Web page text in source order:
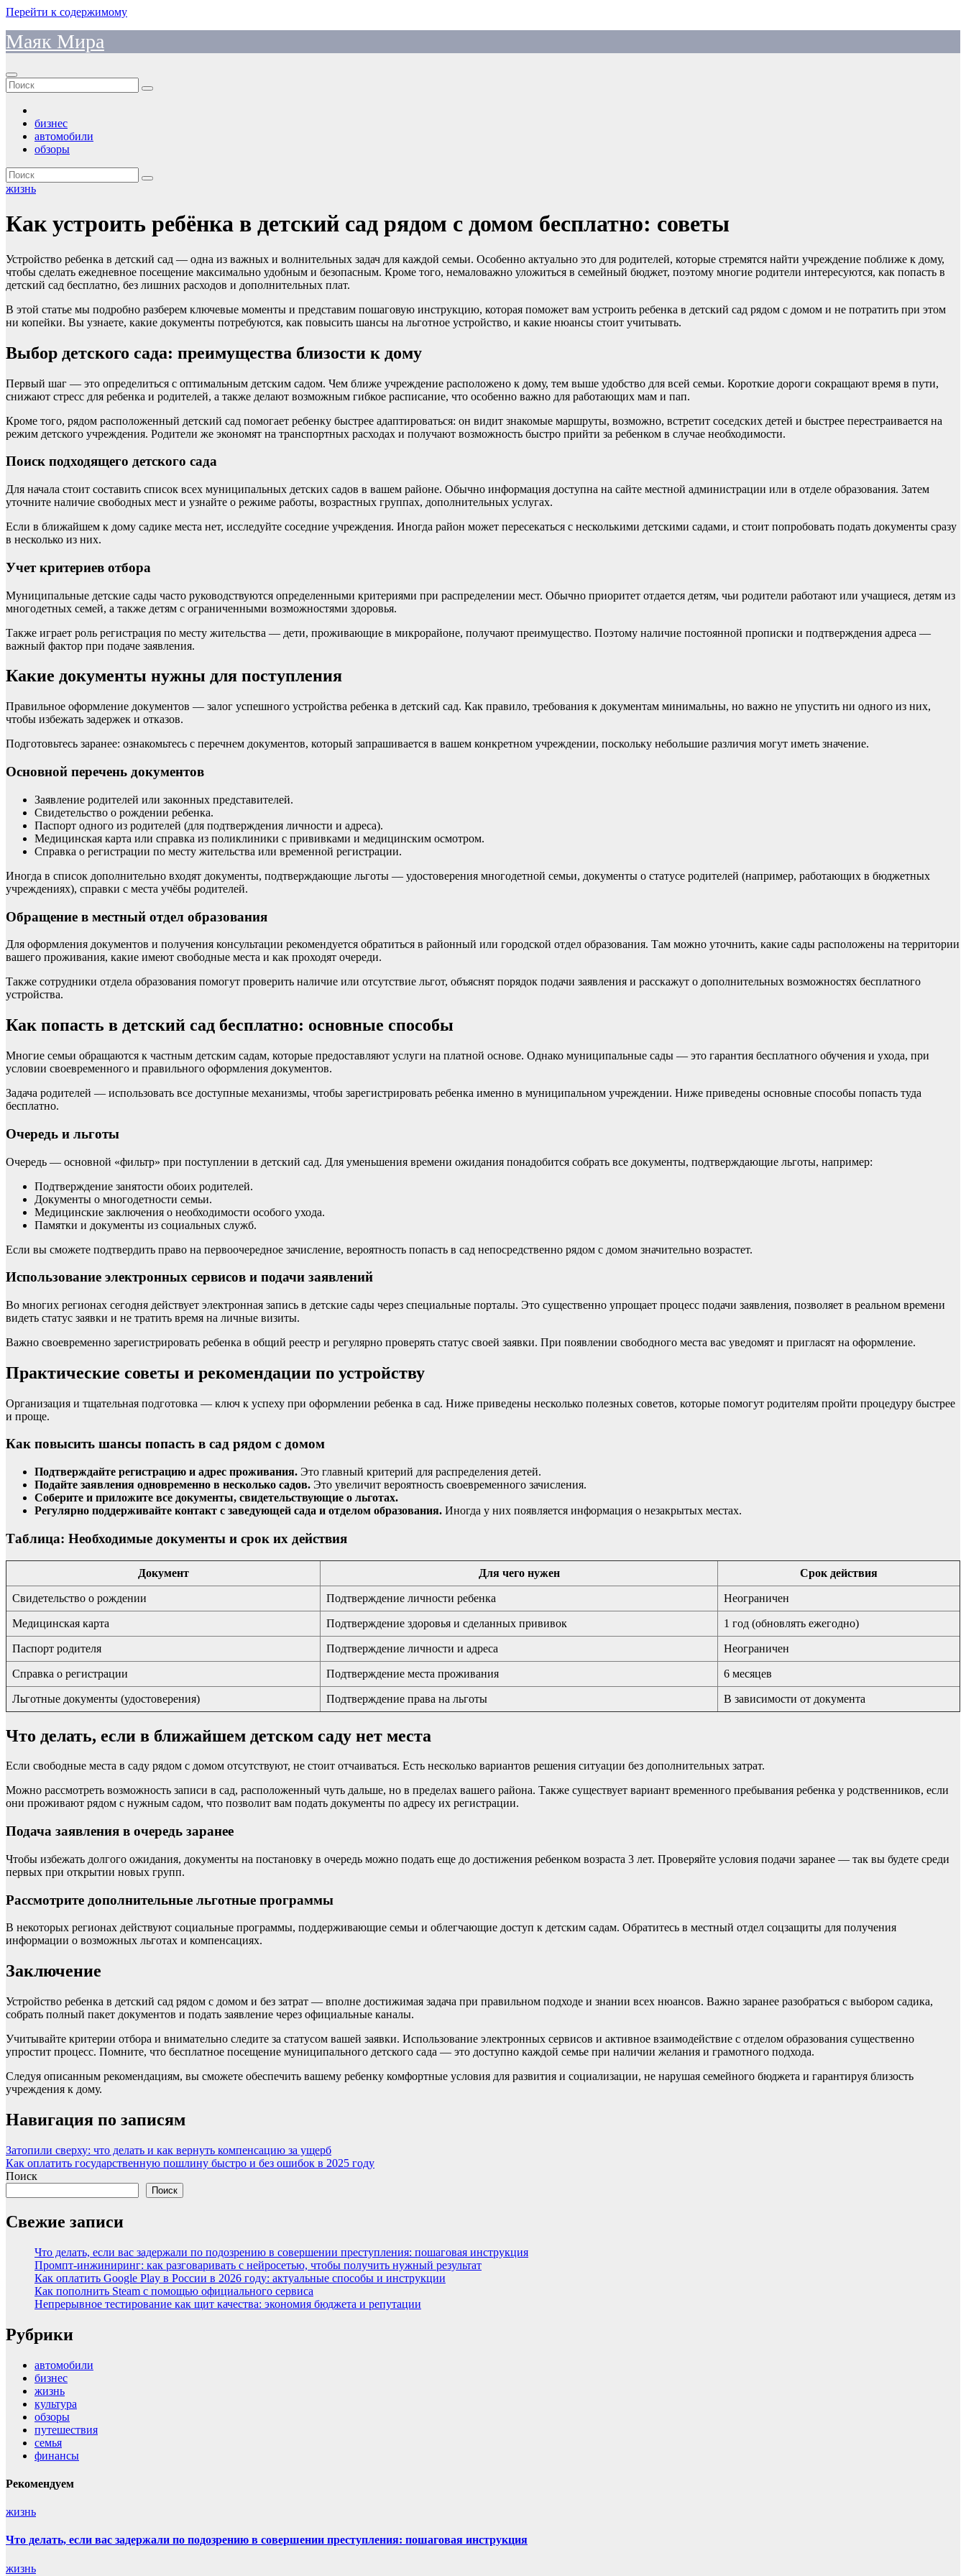
Перейти к содержимому
Маяк Мира
бизнес
автомобили
обзоры
жизнь
Как устроить ребёнка в детский сад рядом с домом бесплатно: советы
Устройство ребенка в детский сад — одна из важных и волнительных задач для каждой семьи. Особенно актуально это для родителей, которые стремятся найти учреждение поближе к дому,
чтобы сделать ежедневное посещение максимально удобным и безопасным. Кроме того, немаловажно уложиться в семейный бюджет, поэтому многие родители интересуются, как попасть в
детский сад бесплатно, без лишних расходов и дополнительных плат.
В этой статье мы подробно разберем ключевые моменты и представим пошаговую инструкцию, которая поможет вам устроить ребенка в детский сад рядом с домом и не потратить при этом
ни копейки. Вы узнаете, какие документы потребуются, как повысить шансы на льготное устройство, и какие нюансы стоит учитывать.
Выбор детского сада: преимущества близости к дому
Первый шаг — это определиться с оптимальным детским садом. Чем ближе учреждение расположено к дому, тем выше удобство для всей семьи. Короткие дороги сокращают время в пути,
снижают стресс для ребенка и родителей, а также делают возможным гибкое расписание, что особенно важно для работающих мам и пап.
Кроме того, рядом расположенный детский сад помогает ребенку быстрее адаптироваться: он видит знакомые маршруты, возможно, встретит соседских детей и быстрее перестраивается на
режим детского учреждения. Родители же экономят на транспортных расходах и получают возможность быстро прийти за ребенком в случае необходимости.
Поиск подходящего детского сада
Для начала стоит составить список всех муниципальных детских садов в вашем районе. Обычно информация доступна на сайте местной администрации или в отделе образования. Затем
уточните наличие свободных мест и узнайте о режиме работы, возрастных группах, дополнительных услугах.
Если в ближайшем к дому садике места нет, исследуйте соседние учреждения. Иногда район может пересекаться с несколькими детскими садами, и стоит попробовать подать документы сразу
в несколько из них.
Учет критериев отбора
Муниципальные детские сады часто руководствуются определенными критериями при распределении мест. Обычно приоритет отдается детям, чьи родители работают или учащиеся, детям из
многодетных семей, а также детям с ограниченными возможностями здоровья.
Также играет роль регистрация по месту жительства — дети, проживающие в микрорайоне, получают преимущество. Поэтому наличие постоянной прописки и подтверждения адреса —
важный фактор при подаче заявления.
Какие документы нужны для поступления
Правильное оформление документов — залог успешного устройства ребенка в детский сад. Как правило, требования к документам минимальны, но важно не упустить ни одного из них,
чтобы избежать задержек и отказов.
Подготовьтесь заранее: ознакомьтесь с перечнем документов, который запрашивается в вашем конкретном учреждении, поскольку небольшие различия могут иметь значение.
Основной перечень документов
Заявление родителей или законных представителей.
Свидетельство о рождении ребенка.
Паспорт одного из родителей (для подтверждения личности и адреса).
Медицинская карта или справка из поликлиники с прививками и медицинским осмотром.
Справка о регистрации по месту жительства или временной регистрации.
Иногда в список дополнительно входят документы, подтверждающие льготы — удостоверения многодетной семьи, документы о статусе родителей (например, работающих в бюджетных
учреждениях), справки с места учёбы родителей.
Обращение в местный отдел образования
Для оформления документов и получения консультации рекомендуется обратиться в районный или городской отдел образования. Там можно уточнить, какие сады расположены на территории
вашего проживания, какие имеют свободные места и как проходят очереди.
Также сотрудники отдела образования помогут проверить наличие или отсутствие льгот, объяснят порядок подачи заявления и расскажут о дополнительных возможностях бесплатного
устройства.
Как попасть в детский сад бесплатно: основные способы
Многие семьи обращаются к частным детским садам, которые предоставляют услуги на платной основе. Однако муниципальные сады — это гарантия бесплатного обучения и ухода, при
условии своевременного и правильного оформления документов.
Задача родителей — использовать все доступные механизмы, чтобы зарегистрировать ребенка именно в муниципальном учреждении. Ниже приведены основные способы попасть туда
бесплатно.
Очередь и льготы
Очередь — основной «фильтр» при поступлении в детский сад. Для уменьшения времени ожидания понадобится собрать все документы, подтверждающие льготы, например:
Подтверждение занятости обоих родителей.
Документы о многодетности семьи.
Медицинские заключения о необходимости особого ухода.
Памятки и документы из социальных служб.
Если вы сможете подтвердить право на первоочередное зачисление, вероятность попасть в сад непосредственно рядом с домом значительно возрастет.
Использование электронных сервисов и подачи заявлений
Во многих регионах сегодня действует электронная запись в детские сады через специальные порталы. Это существенно упрощает процесс подачи заявления, позволяет в реальном времени
видеть статус заявки и не тратить время на личные визиты.
Важно своевременно зарегистрировать ребенка в общий реестр и регулярно проверять статус своей заявки. При появлении свободного места вас уведомят и пригласят на оформление.
Практические советы и рекомендации по устройству
Организация и тщательная подготовка — ключ к успеху при оформлении ребенка в сад. Ниже приведены несколько полезных советов, которые помогут родителям пройти процедуру быстрее
и проще.
Как повысить шансы попасть в сад рядом с домом
Подтверждайте регистрацию и адрес проживания. Это главный критерий для распределения детей.
Подайте заявления одновременно в несколько садов. Это увеличит вероятность своевременного зачисления.
Соберите и приложите все документы, свидетельствующие о льготах.
Регулярно поддерживайте контакт с заведующей сада и отделом образования. Иногда у них появляется информация о незакрытых местах.
Таблица: Необходимые документы и срок их действия
Документ Для чего нужен Срок действия
Свидетельство о рождении Подтверждение личности ребенка Неограничен
Медицинская карта Подтверждение здоровья и сделанных прививок 1 год (обновлять ежегодно)
Паспорт родителя Подтверждение личности и адреса Неограничен
Справка о регистрации Подтверждение места проживания 6 месяцев
Льготные документы (удостоверения) Подтверждение права на льготы В зависимости от документа
Что делать, если в ближайшем детском саду нет места
Если свободные места в саду рядом с домом отсутствуют, не стоит отчаиваться. Есть несколько вариантов решения ситуации без дополнительных затрат.
Можно рассмотреть возможность записи в сад, расположенный чуть дальше, но в пределах вашего района. Также существует вариант временного пребывания ребенка у родственников, если
они проживают рядом с нужным садом, что позволит вам подать документы по адресу их регистрации.
Подача заявления в очередь заранее
Чтобы избежать долгого ожидания, документы на постановку в очередь можно подать еще до достижения ребенком возраста 3 лет. Проверяйте условия подачи заранее — так вы будете среди
первых при открытии новых групп.
Рассмотрите дополнительные льготные программы
В некоторых регионах действуют социальные программы, поддерживающие семьи и облегчающие доступ к детским садам. Обратитесь в местный отдел соцзащиты для получения
информации о возможных льготах и компенсациях.
Заключение
Устройство ребенка в детский сад рядом с домом и без затрат — вполне достижимая задача при правильном подходе и знании всех нюансов. Важно заранее разобраться с выбором садика,
собрать полный пакет документов и подать заявление через официальные каналы.
Учитывайте критерии отбора и внимательно следите за статусом вашей заявки. Использование электронных сервисов и активное взаимодействие с отделом образования существенно
упростит процесс. Помните, что бесплатное посещение муниципального детского сада — это доступно каждой семье при наличии желания и грамотного подхода.
Следуя описанным рекомендациям, вы сможете обеспечить вашему ребенку комфортные условия для развития и социализации, не нарушая семейного бюджета и гарантируя близость
учреждения к дому.
Навигация по записям
Затопили сверху: что делать и как вернуть компенсацию за ущерб
Как оплатить государственную пошлину быстро и без ошибок в 2025 году
Поиск
Поиск
Свежие записи
Что делать, если вас задержали по подозрению в совершении преступления: пошаговая инструкция
Промпт-инжиниринг: как разговаривать с нейросетью, чтобы получить нужный результат
Как оплатить Google Play в России в 2026 году: актуальные способы и инструкции
Как пополнить Steam с помощью официального сервиса
Непрерывное тестирование как щит качества: экономия бюджета и репутации
Рубрики
автомобили
бизнес
жизнь
культура
обзоры
путешествия
семья
финансы
Рекомендуем
жизнь
Что делать, если вас задержали по подозрению в совершении преступления: пошаговая инструкция
жизнь